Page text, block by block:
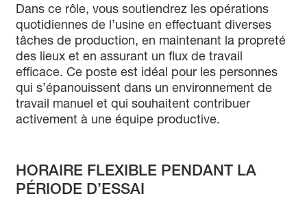
Dans ce rôle, vous soutiendrez les opérations
quotidiennes de l’usine en effectuant diverses
tâches de production, en maintenant la propreté
des lieux et en assurant un flux de travail
efficace. Ce poste est idéal pour les personnes
qui s’épanouissent dans un environnement de
travail manuel et qui souhaitent contribuer
activement à une équipe productive.
HORAIRE FLEXIBLE PENDANT LA
PÉRIODE D’ESSAI